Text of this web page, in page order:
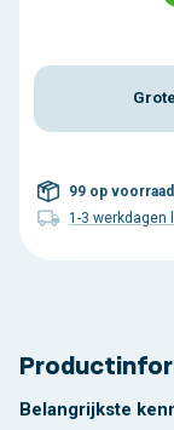
99 op voorraad
1-3 werkdagen
Belangrijkste